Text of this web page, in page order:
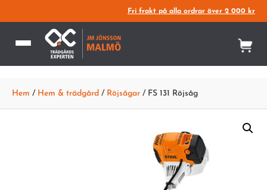
Fri frakt på alla ordrar över 2 000 kr
Hem / Hem & trädgård / Röjsågar / FS 131 Röjsåg